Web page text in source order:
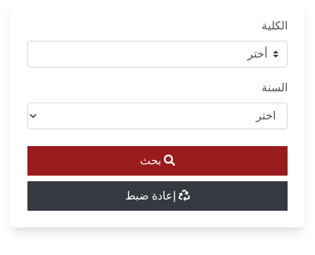
الكلية
السنة
بحث
إعادة ضبط